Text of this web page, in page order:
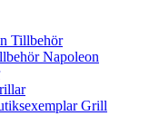
Tillbehör
Napoleon
Grill